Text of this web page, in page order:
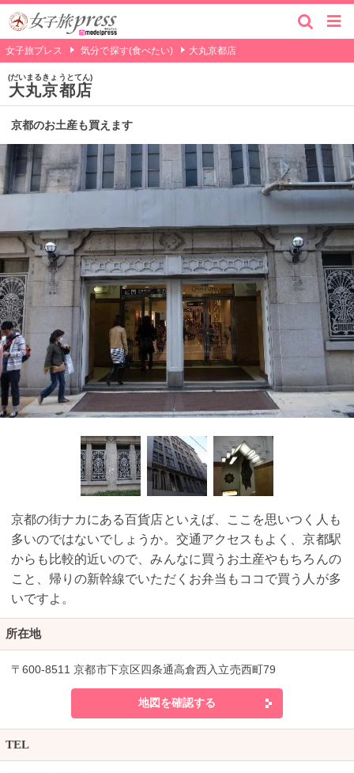
女子旅プレス 気分で探す(食べたい) 大丸京都店
大丸京都店
だいまるきょうとてん
京都のお土産も買えます
京都の街ナカにある百貨店といえば、ここを思いつく人も
多いのではないでしょうか。交通アクセスもよく、京都駅
からも比較的近いので、みんなに買うお土産やもちろんの
こと、帰りの新幹線でいただくお弁当もココで買う人が多
いですよ。
所在地
〒600-8511 京都市下京区四条通高倉西入立売西町79
地図を確認する
TEL